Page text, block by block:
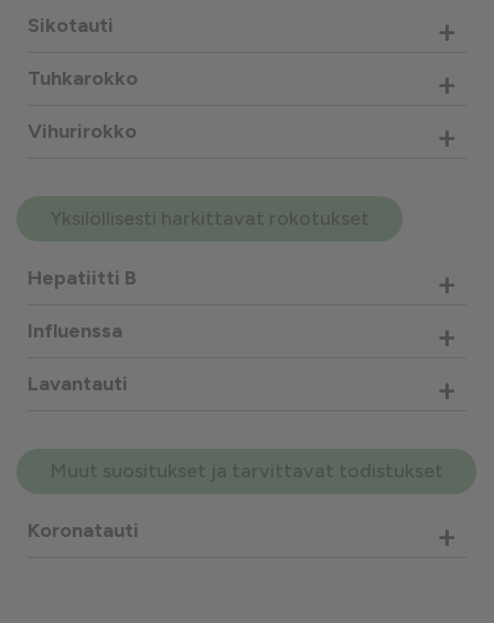
Sikotauti +
Tuhkarokko +
Vihurirokko +
Yksilöllisesti harkittavat rokotukset
Hepatiitti B +
Influenssa +
Lavantauti +
Muut suositukset ja tarvittavat todistukset
Koronatauti +